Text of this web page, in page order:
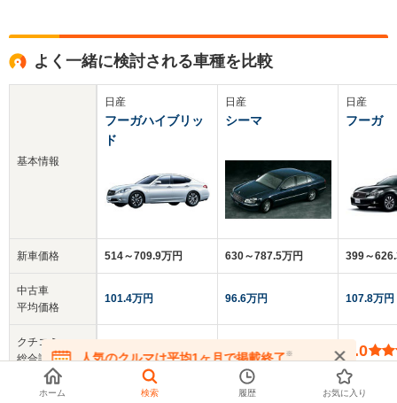
よく一緒に検討される車種を比較
基本情報
新車価格
中古車
平均価格
クチコミ
総合評価
乗車定員
日産
フーガハイブリッ
ド
514～709.9万円
101.4万円
4.0
日産
シーマ
630～787.5万円
96.6万円
4.0
5人
日産
フーガ
399～
107.8万円
4.0
5人
人気のクルマは平均1ヶ月で掲載終了※
在庫が無くなる前にお問い合わせください
ホーム 検索 履歴 お気に入り